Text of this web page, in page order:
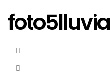
foto5lluvia